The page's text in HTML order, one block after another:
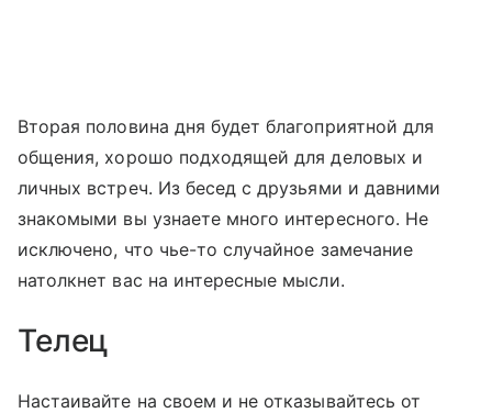
Вторая половина дня будет благоприятной для
общения, хорошо подходящей для деловых и
личных встреч. Из бесед с друзьями и давними
знакомыми вы узнаете много интересного. Не
исключено, что чье-то случайное замечание
натолкнет вас на интересные мысли.
Телец
Настаивайте на своем и не отказывайтесь от